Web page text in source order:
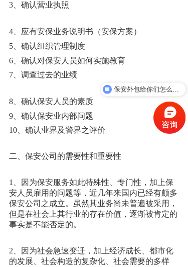
3、确认营业执照
4、应有安保业务说明书（安保方案）
5、确认组织管理制度
6、确认对保安人员如何实施教育
7、调查过去的业绩
8、确认保安人员的素质
9、确认保安业内部问题
10、确认业界及警界之评价
二、保安公司的需要性和重要性
1、因为保安服务如此特殊性、专门性，加上保
安人员雇用的问题等，近几年来国内已经有颇多
保安公司之成立。虽然其业务尚未普遍被采用，
但是在社会上其行业的存在价值，逐渐被肯定的
事实是不能否定的。
2、因为社会急速变迁，加上经济成长、都市化
的发展、社会构造的复杂化、社会需要的多样